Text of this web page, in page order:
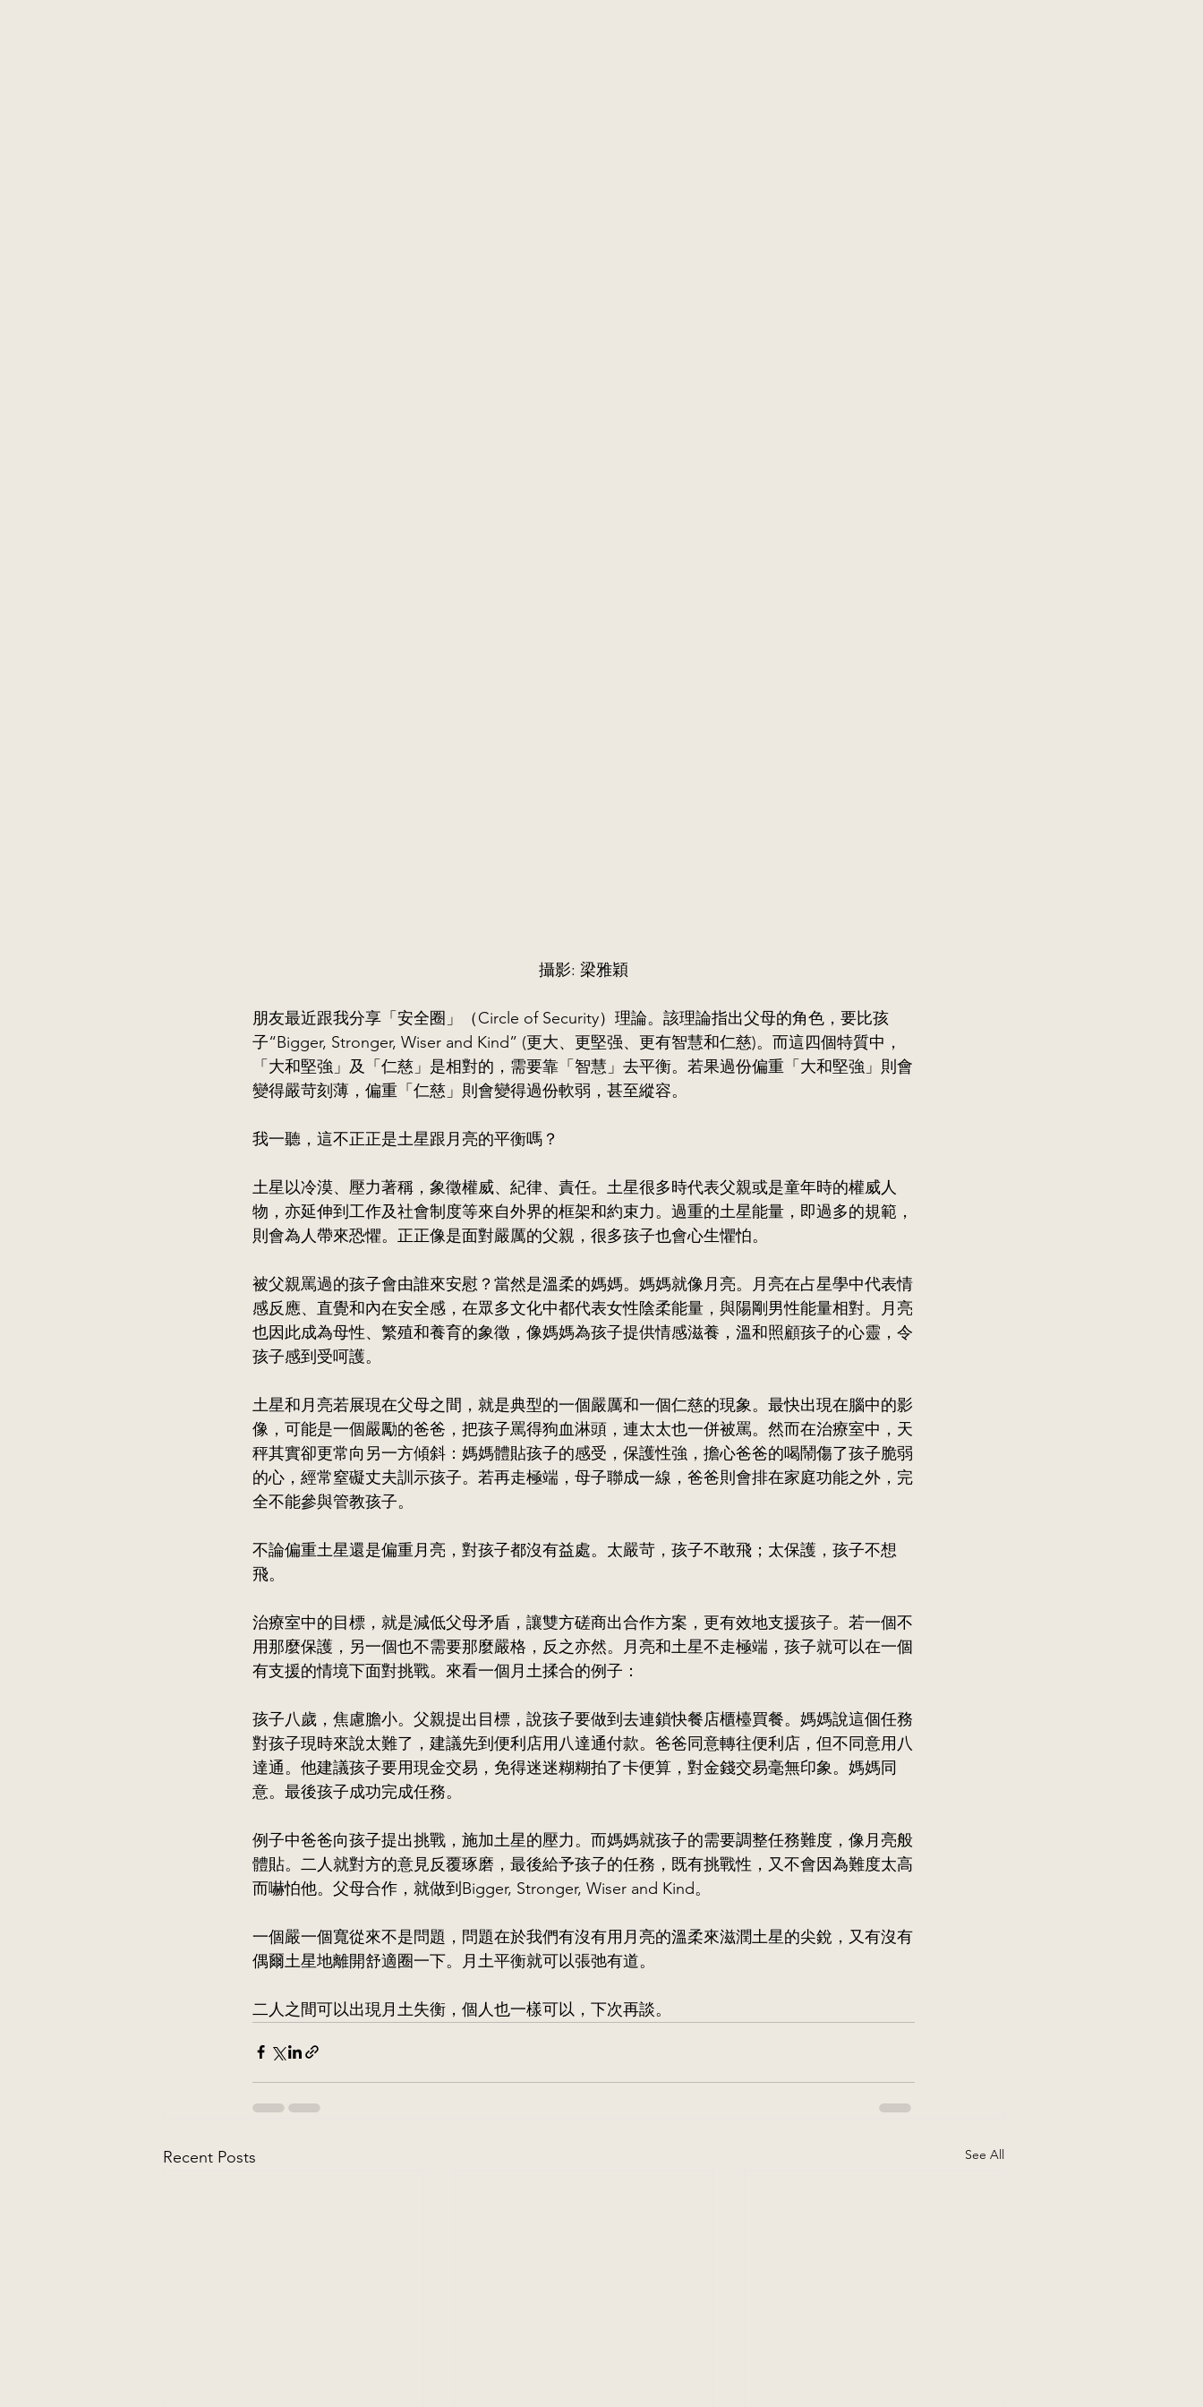
攝影: 梁雅穎
朋友最近跟我分享「安全圈」（Circle of Security）理論。該理論指出父母的角色，要比孩
子“Bigger, Stronger, Wiser and Kind” (更大、更堅强、更有智慧和仁慈)。而這四個特質中，
「大和堅強」及「仁慈」是相對的，需要靠「智慧」去平衡。若果過份偏重「大和堅強」則會
變得嚴苛刻薄，偏重「仁慈」則會變得過份軟弱，甚至縱容。
我一聽，這不正正是土星跟月亮的平衡嗎？
土星以冷漠、壓力著稱，象徵權威、紀律、責任。土星很多時代表父親或是童年時的權威人
物，亦延伸到工作及社會制度等來自外界的框架和約束力。過重的土星能量，即過多的規範，
則會為人帶來恐懼。正正像是面對嚴厲的父親，很多孩子也會心生懼怕。
被父親罵過的孩子會由誰來安慰？當然是溫柔的媽媽。媽媽就像月亮。月亮在占星學中代表情
感反應、直覺和內在安全感，在眾多文化中都代表女性陰柔能量，與陽剛男性能量相對。月亮
也因此成為母性、繁殖和養育的象徵，像媽媽為孩子提供情感滋養，溫和照顧孩子的心靈，令
孩子感到受呵護。
土星和月亮若展現在父母之間，就是典型的一個嚴厲和一個仁慈的現象。最快出現在腦中的影
像，可能是一個嚴勵的爸爸，把孩子罵得狗血淋頭，連太太也一併被罵。然而在治療室中，天
秤其實卻更常向另一方傾斜：媽媽體貼孩子的感受，保護性強，擔心爸爸的喝鬧傷了孩子脆弱
的心，經常窒礙丈夫訓示孩子。若再走極端，母子聯成一線，爸爸則會排在家庭功能之外，完
全不能參與管教孩子。
不論偏重土星還是偏重月亮，對孩子都沒有益處。太嚴苛，孩子不敢飛；太保護，孩子不想
飛。
治療室中的目標，就是減低父母矛盾，讓雙方磋商出合作方案，更有效地支援孩子。若一個不
用那麼保護，另一個也不需要那麼嚴格，反之亦然。月亮和土星不走極端，孩子就可以在一個
有支援的情境下面對挑戰。來看一個月土揉合的例子：
孩子八歲，焦慮膽小。父親提出目標，說孩子要做到去連鎖快餐店櫃檯買餐。媽媽說這個任務
對孩子現時來說太難了，建議先到便利店用八達通付款。爸爸同意轉往便利店，但不同意用八
達通。他建議孩子要用現金交易，免得迷迷糊糊拍了卡便算，對金錢交易毫無印象。媽媽同
意。最後孩子成功完成任務。
例子中爸爸向孩子提出挑戰，施加土星的壓力。而媽媽就孩子的需要調整任務難度，像月亮般
體貼。二人就對方的意見反覆琢磨，最後給予孩子的任務，既有挑戰性，又不會因為難度太高
而嚇怕他。父母合作，就做到Bigger, Stronger, Wiser and Kind。
一個嚴一個寬從來不是問題，問題在於我們有沒有用月亮的溫柔來滋潤土星的尖銳，又有沒有
偶爾土星地離開舒適圈一下。月土平衡就可以張弛有道。
二人之間可以出現月土失衡，個人也一樣可以，下次再談。
Recent Posts See All